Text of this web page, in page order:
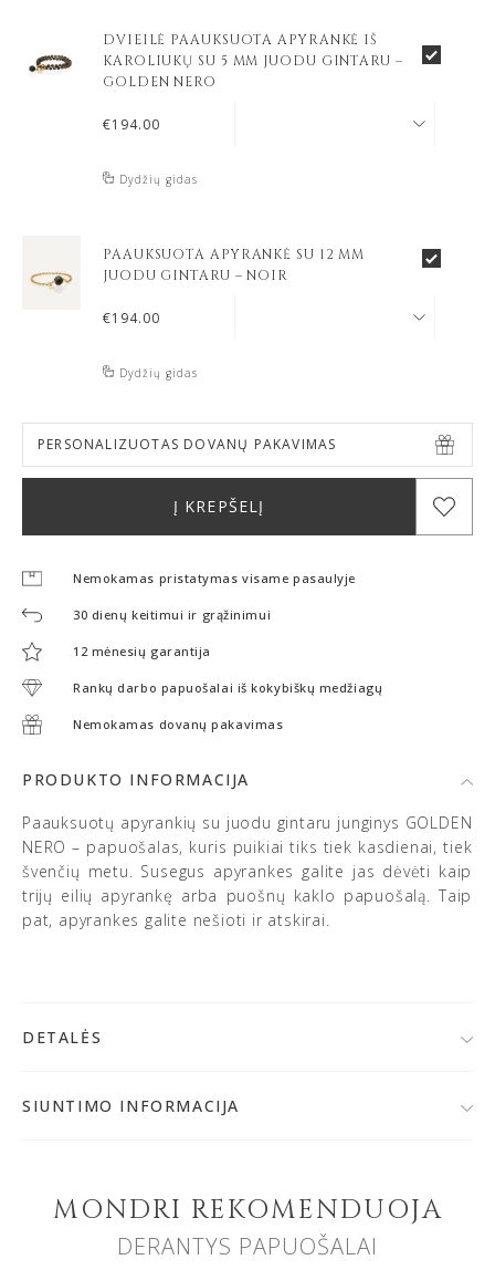
DVIEILĖ PAAUKSUOTA APYRANKĖ IŠ
KAROLIUKŲ SU 5 MM JUODU GINTARU –
GOLDEN NERO
€194.00
Dydžių gidas
PAAUKSUOTA APYRANKĖ SU 12 MM
JUODU GINTARU – NOIR
€194.00
Dydžių gidas
PERSONALIZUOTAS DOVANŲ PAKAVIMAS
Į KREPŠELĮ
Nemokamas pristatymas visame pasaulyje
30 dienų keitimui ir grąžinimui
12 mėnesių garantija
Rankų darbo papuošalai iš kokybiškų medžiagų
Nemokamas dovanų pakavimas
PRODUKTO INFORMACIJA
Paauksuotų apyrankių su juodu gintaru junginys GOLDEN
NERO – papuošalas, kuris puikiai tiks tiek kasdienai, tiek
švenčių metu. Susegus apyrankes galite jas dėvėti kaip
trijų eilių apyrankę arba puošnų kaklo papuošalą. Taip
pat, apyrankes galite nešioti ir atskirai.
DETALĖS
auksu
apyrankės su grandinėle ~ 12 mm
• Gaminių svoris: dvieilės apyrankės ~ 7.5-9.5 g,
apyrankės su grandinėle 5-6 g (priklausomai nuo
SIUNTIMO INFORMACIJA
matysite gamybos terminą.
Nemokamai užsakymą galite atsiimti MONDRI juvelyrikos
MONDRI REKOMENDUOJA
DERANTYS PAPUOŠALAI